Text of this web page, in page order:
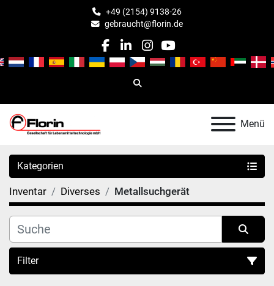
+49 (2154) 9138-26
gebraucht@florin.de
facebook
linkedin
instagram
youtube
Suche
Menü
Kategorien
Inventar Diverses Metallsuchgerät
Filter